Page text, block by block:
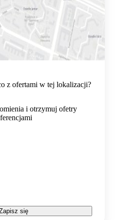
z ofertami w tej lokalizacji?
i otrzymuj ofetry
się